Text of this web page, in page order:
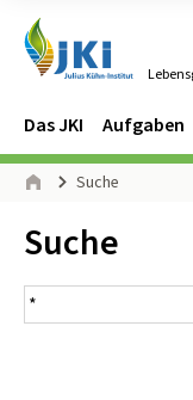
Navigation
Hauptmenü
Das JKI Aufgaben
Seitenpfad
Suche
Inhalt:
Suche
Suchergebnis